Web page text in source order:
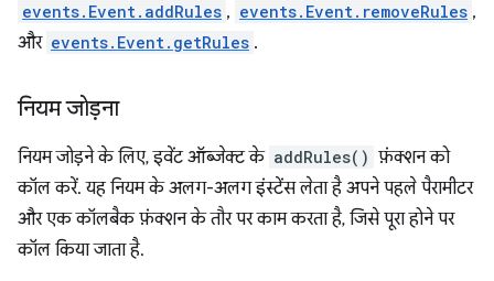
events.Event.addRules , events.Event.removeRules ,
और events.Event.getRules .
नियम जोड़ना
नियम जोड़ने के लिए, इवेंट ऑब्जेक्ट के addRules() फ़ंक्शन को
कॉल करें. यह नियम के अलग-अलग इंस्टेंस लेता है अपने पहले पैरामीटर
और एक कॉलबैक फ़ंक्शन के तौर पर काम करता है, जिसे पूरा होने पर
कॉल किया जाता है.